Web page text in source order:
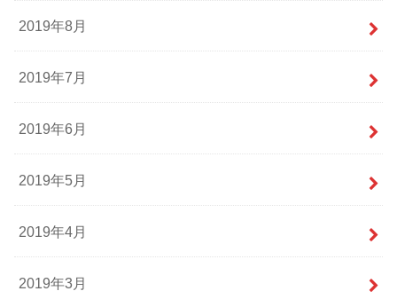
2019年8月
2019年7月
2019年6月
2019年5月
2019年4月
2019年3月